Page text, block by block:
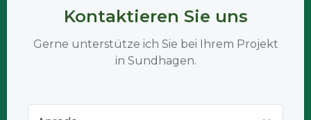
Kontaktieren Sie uns
Gerne unterstütze ich Sie bei Ihrem Projekt
in Sundhagen.